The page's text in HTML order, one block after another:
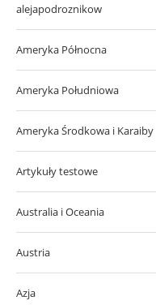
alejapodroznikow
Ameryka Północna
Ameryka Południowa
Ameryka Środkowa i Karaiby
Artykuły testowe
Australia i Oceania
Austria
Azja